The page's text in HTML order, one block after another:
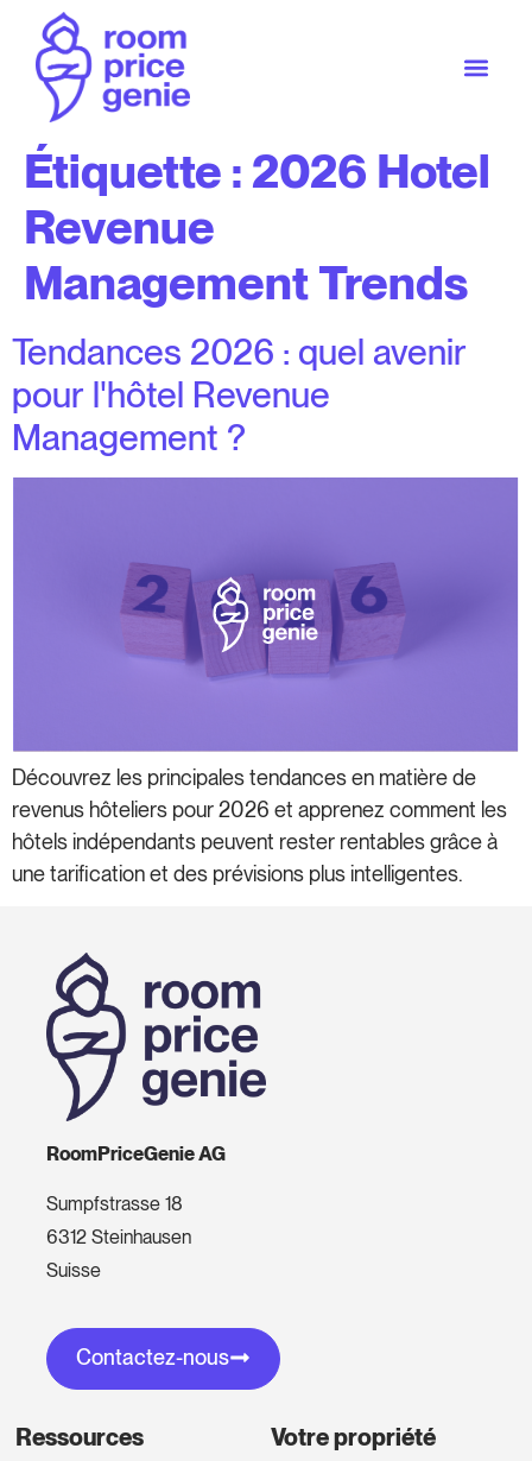
Étiquette : 2026 Hotel
Revenue
Management Trends
Tendances 2026 : quel avenir
pour l'hôtel Revenue
Management ?
Découvrez les principales tendances en matière de
revenus hôteliers pour 2026 et apprenez comment les
hôtels indépendants peuvent rester rentables grâce à
une tarification et des prévisions plus intelligentes.
RoomPriceGenie AG
Sumpfstrasse 18
6312 Steinhausen
Suisse
Contactez-nous
Ressources Votre propriété